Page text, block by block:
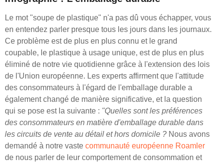
Le mot "soupe de plastique" n'a pas dû vous échapper, vous
en entendez parler presque tous les jours dans les journaux.
Ce problème est de plus en plus connu et le grand
coupable, le plastique à usage unique, est de plus en plus
éliminé de notre vie quotidienne grâce à l'extension des lois
de l'Union européenne. Les experts affirment que l'attitude
des consommateurs à l'égard de l'emballage durable a
également changé de manière significative, et la question
qui se pose est la suivante : "Quelles sont les préférences
des consommateurs en matière d'emballage durable dans
les circuits de vente au détail et hors domicile ? Nous avons
demandé à notre vaste communauté européenne Roamler
de nous parler de leur comportement de consommation et